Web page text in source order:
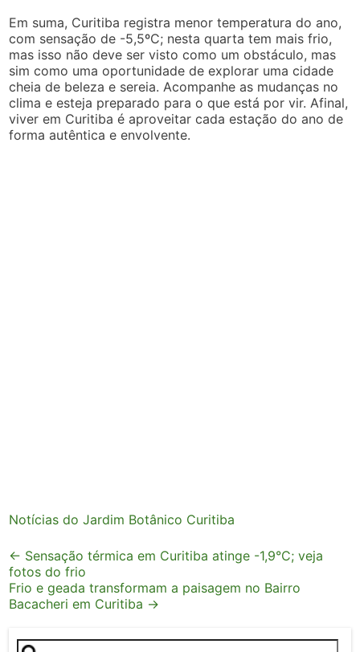
Em suma, Curitiba registra menor temperatura do ano,
com sensação de -5,5ºC; nesta quarta tem mais frio,
mas isso não deve ser visto como um obstáculo, mas
sim como uma oportunidade de explorar uma cidade
cheia de beleza e sereia. Acompanhe as mudanças no
clima e esteja preparado para o que está por vir. Afinal,
viver em Curitiba é aproveitar cada estação do ano de
forma autêntica e envolvente.
Notícias do Jardim Botânico Curitiba
Post
navigation
← Sensação térmica em Curitiba atinge -1,9°C; veja
fotos do frio
Frio e geada transformam a paisagem no Bairro
Bacacheri em Curitiba →
Pesquisar